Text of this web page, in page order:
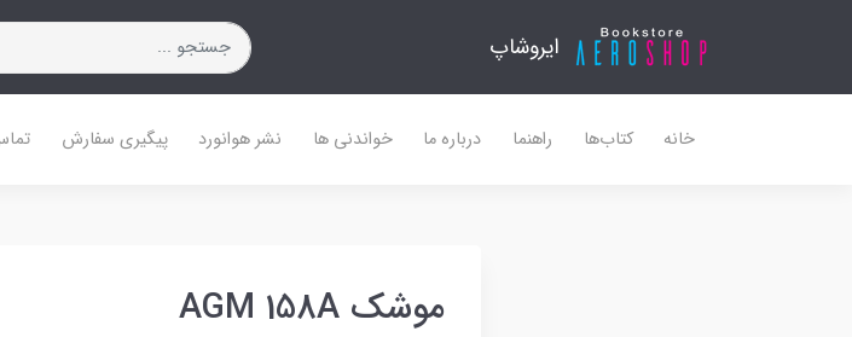
ایروشاپ
خانه کتاب‌ها راهنما درباره ما خواندنی ها نشر هوانورد پیگیری سفارش
موشک AGM 158A